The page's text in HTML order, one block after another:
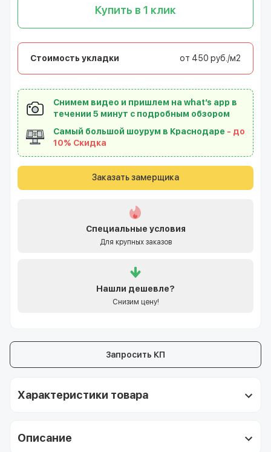
Купить в 1 клик
Стоимость укладки от 450 руб./м2
Снимем видео и пришлем на what’s app в
течении 5 минут с подробным обзором
Самый большой шоурум в Краснодаре - до
10% Скидка
Заказать замерщика
Специальные условия
Для крупных заказов
Нашли дешевле?
Снизим цену!
Запросить КП
Характеристики товара
Описание